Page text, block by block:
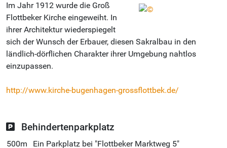
Im Jahr 1912 wurde die Groß
Flottbeker Kirche eingeweiht. In
ihrer Architektur wiederspiegelt
sich der Wunsch der Erbauer, diesen Sakralbau in den
ländlich-dörflichen Charakter ihrer Umgebung nahtlos
einzupassen.
http://www.kirche-bugenhagen-grossflottbek.de/
Behindertenparkplatz
500m Ein Parkplatz bei "Flottbeker Marktweg 5"